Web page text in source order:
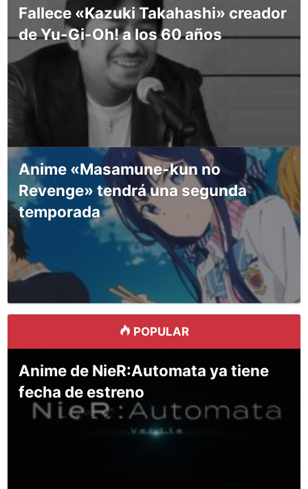
Fallece «Kazuki Takahashi» creador
de Yu-Gi-Oh! a los 60 años
Anime «Masamune-kun no
Revenge» tendrá una segunda
temporada
POPULAR
Anime de NieR:Automata ya tiene
fecha de estreno